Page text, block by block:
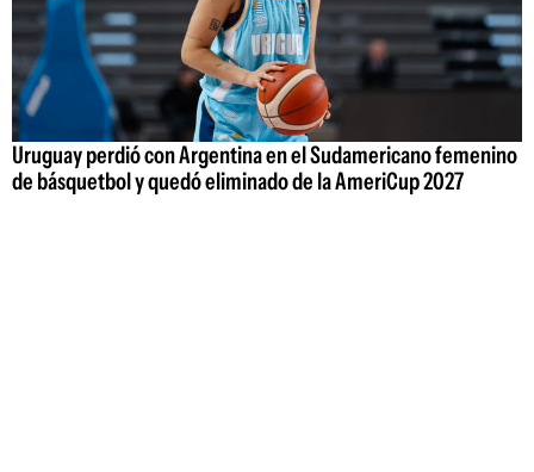
Uruguay perdió con Argentina en el Sudamericano femenino
de básquetbol y quedó eliminado de la AmeriCup 2027